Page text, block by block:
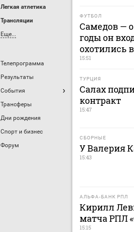
Легкая атлетика
Трансляции
Еще...
Телепрограмма
Результаты
События
Трансферы
Дни рождения
Спорт и бизнес
Форум
ФУТБОЛ
Самедов —
годы он
охотились
15:51
ТУРЦИЯ
Салах
контракт
15:47
СБОРНЫЕ
У Валерия
15:43
АЛЬФА-БАНК РПЛ
Кирилл
матча РПЛ
15:15